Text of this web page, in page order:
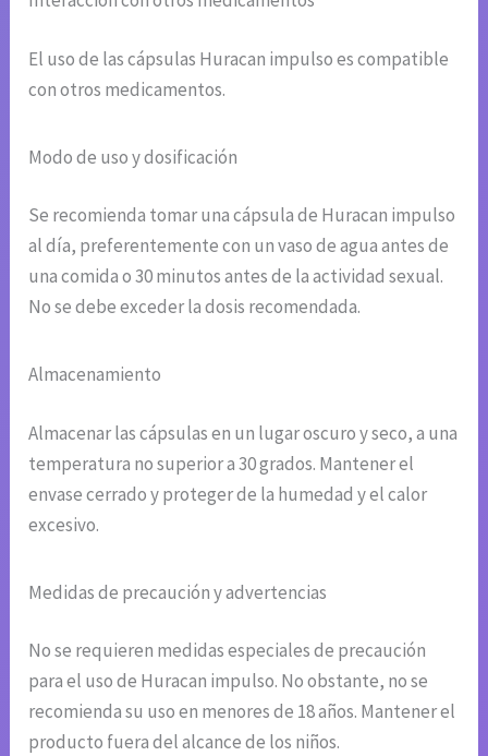
El uso de las cápsulas Huracan impulso es compatible
con otros medicamentos.
Modo de uso y dosificación
Se recomienda tomar una cápsula de Huracan impulso
al día, preferentemente con un vaso de agua antes de
una comida o 30 minutos antes de la actividad sexual.
No se debe exceder la dosis recomendada.
Almacenamiento
Almacenar las cápsulas en un lugar oscuro y seco, a una
temperatura no superior a 30 grados. Mantener el
envase cerrado y proteger de la humedad y el calor
excesivo.
Medidas de precaución y advertencias
No se requieren medidas especiales de precaución
para el uso de Huracan impulso. No obstante, no se
recomienda su uso en menores de 18 años. Mantener el
producto fuera del alcance de los niños.